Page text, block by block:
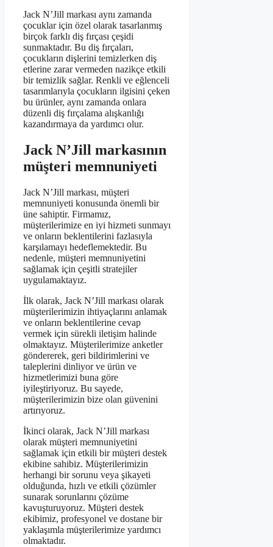
Jack N’Jill markası aynı zamanda
çocuklar için özel olarak tasarlanmış
birçok farklı diş fırçası çeşidi
sunmaktadır. Bu diş fırçaları,
çocukların dişlerini temizlerken diş
etlerine zarar vermeden nazikçe etkili
bir temizlik sağlar. Renkli ve eğlenceli
tasarımlarıyla çocukların ilgisini çeken
bu ürünler, aynı zamanda onlara
düzenli diş fırçalama alışkanlığı
kazandırmaya da yardımcı olur.
Jack N’Jill markasının
müşteri memnuniyeti
Jack N’Jill markası, müşteri
memnuniyeti konusunda önemli bir
üne sahiptir. Firmamız,
müşterilerimize en iyi hizmeti sunmayı
ve onların beklentilerini fazlasıyla
karşılamayı hedeflemektedir. Bu
nedenle, müşteri memnuniyetini
sağlamak için çeşitli stratejiler
uygulamaktayız.
İlk olarak, Jack N’Jill markası olarak
müşterilerimizin ihtiyaçlarını anlamak
ve onların beklentilerine cevap
vermek için sürekli iletişim halinde
olmaktayız. Müşterilerimize anketler
göndererek, geri bildirimlerini ve
taleplerini dinliyor ve ürün ve
hizmetlerimizi buna göre
iyileştiriyoruz. Bu sayede,
müşterilerimizin bize olan güvenini
artırıyoruz.
İkinci olarak, Jack N’Jill markası
olarak müşteri memnuniyetini
sağlamak için etkili bir müşteri destek
ekibine sahibiz. Müşterilerimizin
herhangi bir sorunu veya şikayeti
olduğunda, hızlı ve etkili çözümler
sunarak sorunlarını çözüme
kavuşturuyoruz. Müşteri destek
ekibimiz, profesyonel ve dostane bir
yaklaşımla müşterilerimize yardımcı
olmaktadır.